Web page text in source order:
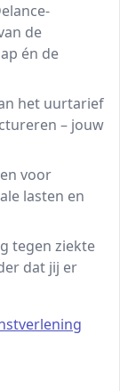
de
én de
het uurtarief
– jouw
voor
lasten en
tegen ziekte
dat jij er